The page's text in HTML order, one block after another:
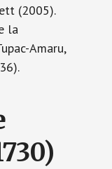
(2005).
la
Amaru,